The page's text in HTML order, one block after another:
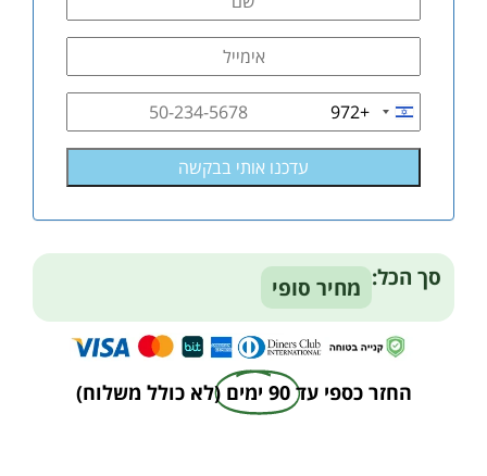
Israel
+972
סך הכל: מחיר סופי
החזר כספי עד 90 ימים (לא כולל משלוח)